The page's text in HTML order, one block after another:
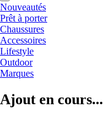
Nouveautés
Prêt à porter
Chaussures
Accessoires
Lifestyle
Outdoor
Marques
Ajout en cours...